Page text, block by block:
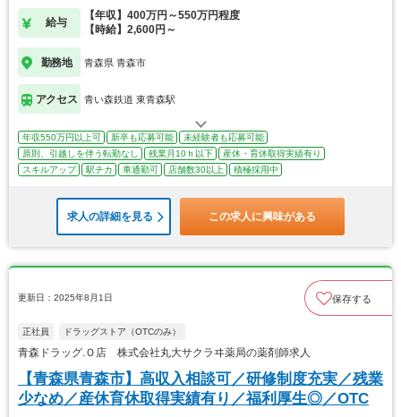
給与
【年収】400万円～550万円程度
【時給】2,600円～
勤務地 青森県 青森市
アクセス 青い森鉄道 東青森駅
年収550万円以上可 新卒も応募可能
未経験者も応募可能
原則、引越しを伴う転勤なし
残業月10ｈ以下
産休・育休取得実績有り
スキルアップ
駅チカ 車通勤可 店舗数30以上 積極採用中
求人の詳細を見る この求人に興味がある
更新日：2025年8月1日 保存する
正社員 ドラッグストア（OTCのみ）
青森ドラッグ.Ｏ店 株式会社丸大サクラヰ薬局の薬剤師求人
【青森県青森市】高収入相談可／研修制度充実／残業
少なめ／産休育休取得実績有り／福利厚生◎／OTC